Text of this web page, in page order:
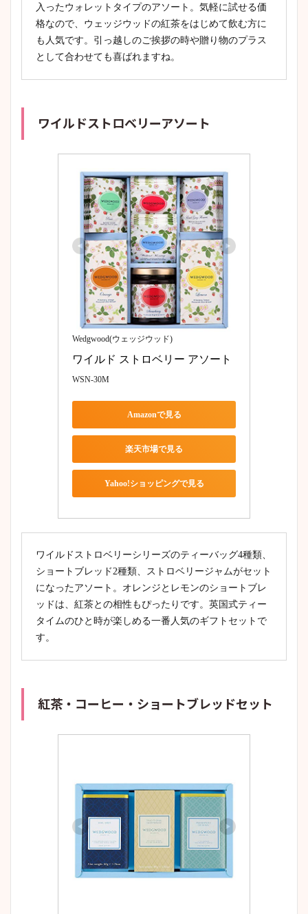
入ったウォレットタイプのアソート。気軽に試せる価
格なので、ウェッジウッドの紅茶をはじめて飲む方に
も人気です。引っ越しのご挨拶の時や贈り物のプラス
として合わせても喜ばれますね。
ワイルドストロベリーアソート
Wedgwood(ウェッジウッド)
ワイルド ストロベリー アソート
WSN-30M
Amazonで見る
楽天市場で見る
Yahoo!ショッピングで見る
ワイルドストロベリーシリーズのティーバッグ4種類、
ショートブレッド2種類、ストロベリージャムがセット
になったアソート。オレンジとレモンのショートブレ
ッドは、紅茶との相性もぴったりです。英国式ティー
タイムのひと時が楽しめる一番人気のギフトセットで
す。
紅茶・コーヒー・ショートブレッドセット